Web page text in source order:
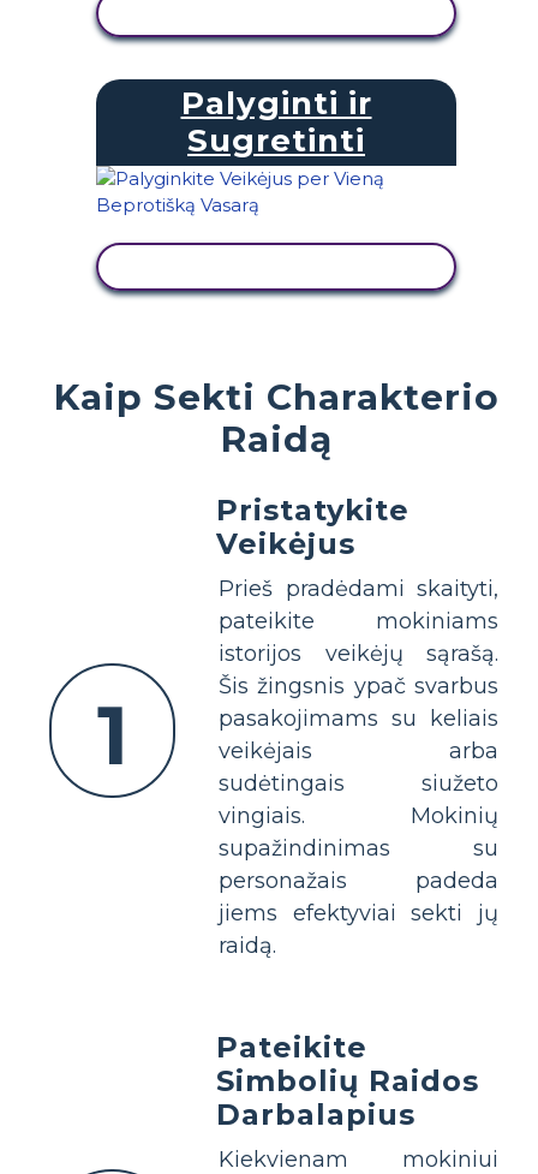
Palyginti ir
Sugretinti
Kaip Sekti Charakterio
Raidą
1
Pristatykite
Veikėjus
Prieš pradėdami skaityti,
pateikite mokiniams
istorijos veikėjų sąrašą.
Šis žingsnis ypač svarbus
pasakojimams su keliais
veikėjais arba
sudėtingais siužeto
vingiais. Mokinių
supažindinimas su
personažais padeda
jiems efektyviai sekti jų
raidą.
Pateikite
Simbolių Raidos
Darbalapius
Kiekvienam mokiniui